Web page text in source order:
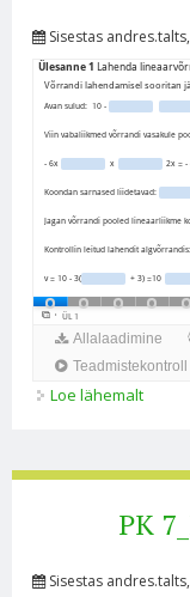
Sisestas andres.talts
Loe lähemalt
PK
Sisestas andres.talts